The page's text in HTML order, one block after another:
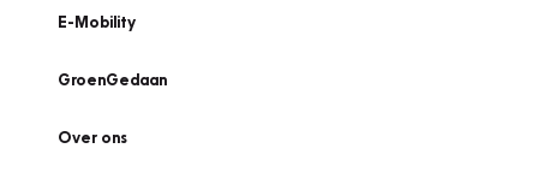
E-Mobility
GroenGedaan
Over ons